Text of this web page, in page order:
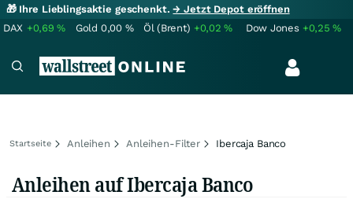
🎁 Ihre Lieblingsaktie geschenkt.→ Jetzt Depot eröffnen
DAX +0,69% Gold 0,00 % Öl (Brent) +0,02% Dow Jones +0,25%
Startseite Anleihen Anleihen-Filter Ibercaja Banco
Anleihen auf Ibercaja Banco